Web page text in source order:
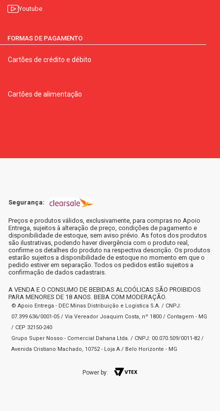
Youtube
FORMAS DE PAGAMENTO
Cartões de crédito e débito
Cartões de alimentação
Segurança:
Preços e produtos válidos, exclusivamente, para compras no Apoio
Entrega, sujeitos à alteração de preço, condições de pagamento e
disponibilidade de estoque, sem aviso prévio. As fotos dos produtos
são ilustrativas, podendo haver divergência com o produto real,
confirme os detalhes do produto na respectiva descrição. Os produtos
estarão sujeitos a disponibilidade de estoque no momento em que o
pedido estiver em separação. Todos os pedidos estão sujeitos a
confirmação de dados cadastrais.
A VENDA E O CONSUMO DE BEBIDAS ALCOÓLICAS SÃO PROIBIDOS
PARA MENORES DE 18 ANOS. BEBA COM MODERAÇÃO.
© Apoio Entrega - DEC Minas Distribuição e Logística S.A. / CNPJ:
07.399.636/0001-05 / Via Vereador Joaquim Costa, nº 1800 / Contagem - MG
/ CEP 32150-240
Grupo Super Nosso - Comercial Dahana Ltda. / CNPJ: 00.070.509/0011-82 /
Avenida Cristiano Machado, 10752 - Loja A / Belo Horizonte - MG
Power by: